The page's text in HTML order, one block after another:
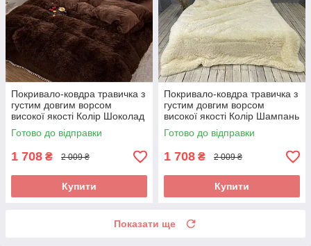
Покривало-ковдра травичка з
густим довгим ворсом
високої якості Колір Шоколад
200 * 230 см
Готово до відправки
1 708 ₴ 2 009 ₴
Купити
Покривало-ковдра травичка з
густим довгим ворсом
високої якості Колір Шампань
200 * 230 см
Готово до відправки
1 708 ₴ 2 009 ₴
Купити
Показати ще